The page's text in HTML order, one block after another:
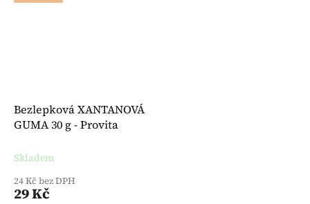
Bezlepková XANTANOVÁ
GUMA 30 g - Provita
Skladem
24 Kč bez DPH
29 Kč